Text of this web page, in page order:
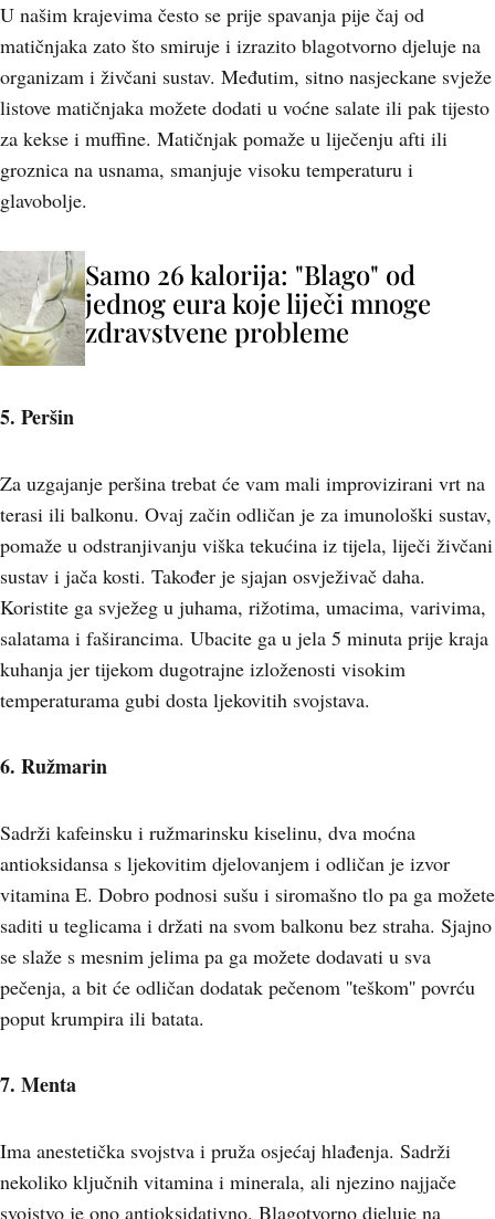
U našim krajevima često se prije spavanja pije čaj od
matičnjaka zato što smiruje i izrazito blagotvorno djeluje na
organizam i živčani sustav. Međutim, sitno nasjeckane svježe
listove matičnjaka možete dodati u voćne salate ili pak tijesto
za kekse i muffine. Matičnjak pomaže u liječenju afti ili
groznica na usnama, smanjuje visoku temperaturu i
glavobolje.
Samo 26 kalorija: "Blago" od
jednog eura koje liječi mnoge
zdravstvene probleme
5. Peršin
Za uzgajanje peršina trebat će vam mali improvizirani vrt na
terasi ili balkonu. Ovaj začin odličan je za imunološki sustav,
pomaže u odstranjivanju viška tekućina iz tijela, liječi živčani
sustav i jača kosti. Također je sjajan osvježivač daha.
Koristite ga svježeg u juhama, rižotima, umacima, varivima,
salatama i faširancima. Ubacite ga u jela 5 minuta prije kraja
kuhanja jer tijekom dugotrajne izloženosti visokim
temperaturama gubi dosta ljekovitih svojstava.
6. Ružmarin
Sadrži kafeinsku i ružmarinsku kiselinu, dva moćna
antioksidansa s ljekovitim djelovanjem i odličan je izvor
vitamina E. Dobro podnosi sušu i siromašno tlo pa ga možete
saditi u teglicama i držati na svom balkonu bez straha. Sjajno
se slaže s mesnim jelima pa ga možete dodavati u sva
pečenja, a bit će odličan dodatak pečenom ''teškom'' povrću
poput krumpira ili batata.
7. Menta
Ima anestetička svojstva i pruža osjećaj hlađenja. Sadrži
nekoliko ključnih vitamina i minerala, ali njezino najjače
svojstvo je ono antioksidativno. Blagotvorno djeluje na